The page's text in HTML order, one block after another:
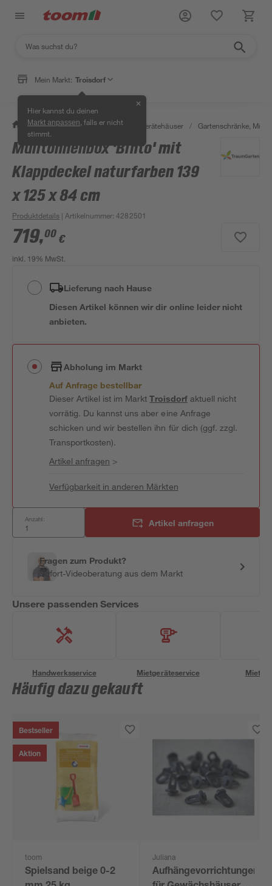
Mein Markt: Troisdorf
Hier kannst du deinen
Markt anpassen , falls er nicht
stimmt.
✕
/ Garten & Freizeit / Garten- & Gerätehäuser / Gartenschränke,
Mülltonnenbox 'Binto' mit
Klappdeckel naturfarben 139
x 125 x 84 cm
Produktdetails | Artikelnummer:4282501
719,00 €
inkl. 19% MwSt.
Lieferung nach Hause
Diesen Artikel können wir dir online leider nicht
anbieten.
Abholung im Markt
Auf Anfrage bestellbar
Dieser Artikel ist im MarktTroisdorfaktuell nicht
vorrätig. Du kannst uns aber eine Anfrage
schicken und wir bestellen ihn für dich (ggf. zzgl.
Transportkosten).
Artikel anfragen >
Verfügbarkeit in anderen Märkten
Anzahl: Artikel anfragen
Fragen zum Produkt?
Sofort-Videoberatung aus dem Markt
Unsere passenden Services
Handwerksservice Mietgeräteservice
Häufig dazu gekauft
Bestseller
Aktion
toom
Spielsand beige 0-2
Juliana
Aufhängevorrichtungen